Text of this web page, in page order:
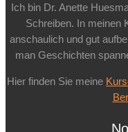
Ich bin Dr. Anette
Schreiben. In meinen
anschaulich und gut
man Geschichten
Hier finden Sie meine